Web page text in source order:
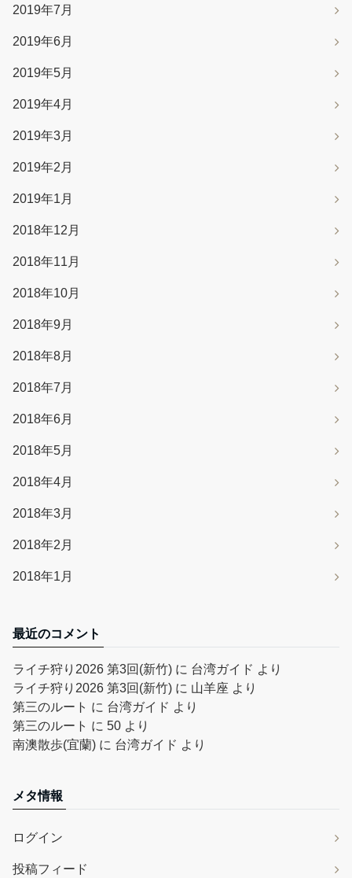
2019年7月
2019年6月
2019年5月
2019年4月
2019年3月
2019年2月
2019年1月
2018年12月
2018年11月
2018年10月
2018年9月
2018年8月
2018年7月
2018年6月
2018年5月
2018年4月
2018年3月
2018年2月
2018年1月
最近のコメント
ライチ狩り2026 第3回(新竹) に 台湾ガイド より
ライチ狩り2026 第3回(新竹) に 山羊座 より
第三のルート に 台湾ガイド より
第三のルート に 50 より
南澳散歩(宜蘭) に 台湾ガイド より
メタ情報
ログイン
投稿フィード